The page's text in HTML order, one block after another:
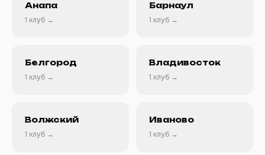
Анапа
1 клуб →
Барнаул
1 клуб →
Белгород
1 клуб →
Владивосток
1 клуб →
Волжский
1 клуб →
Иваново
1 клуб →